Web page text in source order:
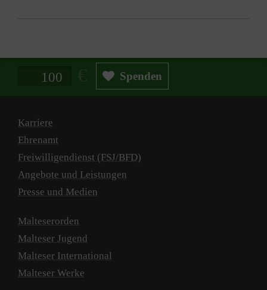
Spendenbetrag in Euro Spenden
Karriere
Ehrenamt
Freiwilligendienst (FSJ/BFD)
Angebote und Leistungen
Presse und Medien
Malteserorden
Malteser Jugend
Malteser International
Malteser Werke